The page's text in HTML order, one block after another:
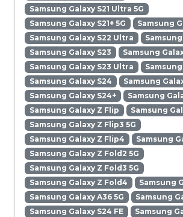
Samsung Galaxy S21 Ultra 5G
Samsung Galaxy S21+ 5G
Samsung
Samsung Galaxy S22 Ultra
Samsung
Samsung Galaxy S23
Samsung
Samsung Galaxy S23 Ultra
Samsung
Samsung Galaxy S24
Samsung
Samsung Galaxy S24+
Samsung
Samsung Galaxy Z Flip
Samsung
Samsung Galaxy Z Flip3 5G
Samsung Galaxy Z Flip4
Samsung
Samsung Galaxy Z Fold2 5G
Samsung Galaxy Z Fold3 5G
Samsung Galaxy Z Fold4
Samsung
Samsung Galaxy A36 5G
Samsung
Samsung Galaxy S24 FE
Samsung